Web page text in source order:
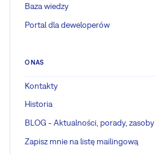
Baza wiedzy
Portal dla deweloperów
O NAS
Kontakty
Historia
BLOG - Aktualności, porady, zasoby
Zapisz mnie na listę mailingową